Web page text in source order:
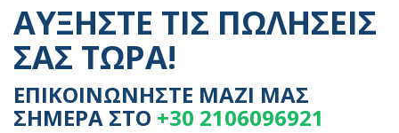
ΑΥΞΗΣΤΕ ΤΙΣ ΠΩΛΗΣΕΙΣ
ΣΑΣ ΤΩΡΑ!
ΕΠΙΚΟΙΝΩΝΗΣΤΕ ΜΑΖΙ ΜΑΣ
ΣΗΜΕΡΑ ΣΤΟ +30 2106096921